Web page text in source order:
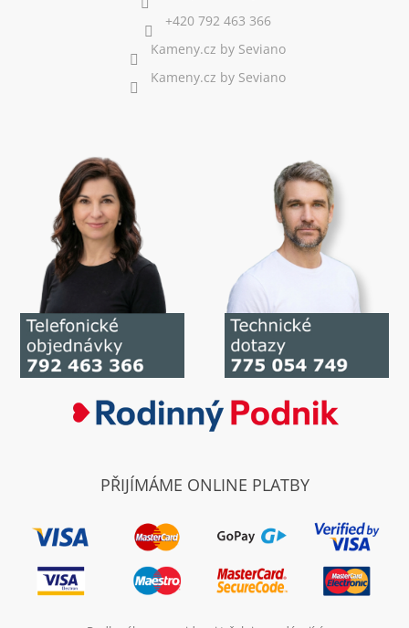
+420 792 463 366
Kameny.cz by Seviano
Kameny.cz by Seviano
PŘIJÍMÁME ONLINE PLATBY